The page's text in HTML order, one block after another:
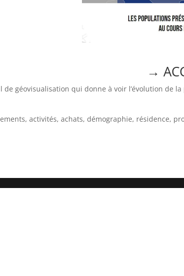
→
de géovisualisation qui donne à voir l’évolution de
activités, achats, démographie, résidence,